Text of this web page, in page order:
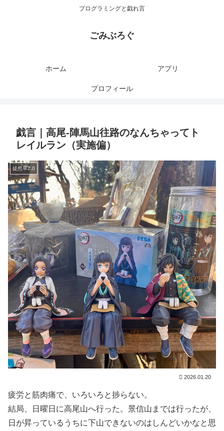
プログラミングと戯れ言
ごみぶろぐ
ホーム アプリ
プロフィール
戯言｜高尾-陣馬山往路のなんちゃってト
レイルラン（実施偏）
徒然草2.0
2026.01.20
疲労と筋肉痛で、いろいろと捗らない。
結局、日曜日に高尾山へ行った。景信山までは行ったが、
日が昇っているうちに下山できないのはしんどいかなと思